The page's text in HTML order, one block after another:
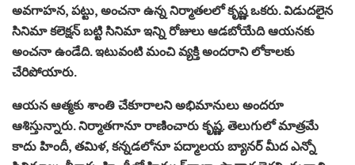
అవగాహన, పట్టు, అంచనా ఉన్న నిర్మాతలలో కృష్ణ ఒకరు. విడుదలైన
సినిమా కలెక్షన్ బట్టి సినిమా ఇన్ని రోజులు ఆడబోయేది ఆయనకు
అంచనా ఉండేది. ఇటువంటి మంచి వ్యక్తి అందరాని లోకాలకు
చేరిపోయారు.
ఆయన ఆత్మకు శాంతి చేకూరాలని అభిమానులు అందరూ
ఆశిస్తున్నారు. నిర్మాత‌గానూ రాణించారు కృష్ణ. తెలుగులో మాత్రమే
కాదు హిందీ, త‌మిళ, క‌న్నడ‌లోనూ ప‌ద్మాల‌య బ్యాన‌ర్ మీద ఎన్నో